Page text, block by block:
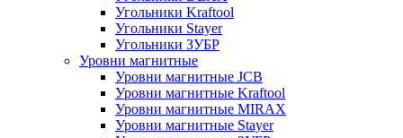
Угольники Kraftool
Угольники Stayer
Угольники ЗУБР
Уровни магнитные
Уровни магнитные JCB
Уровни магнитные Kraftool
Уровни магнитные MIRAX
Уровни магнитные Stayer